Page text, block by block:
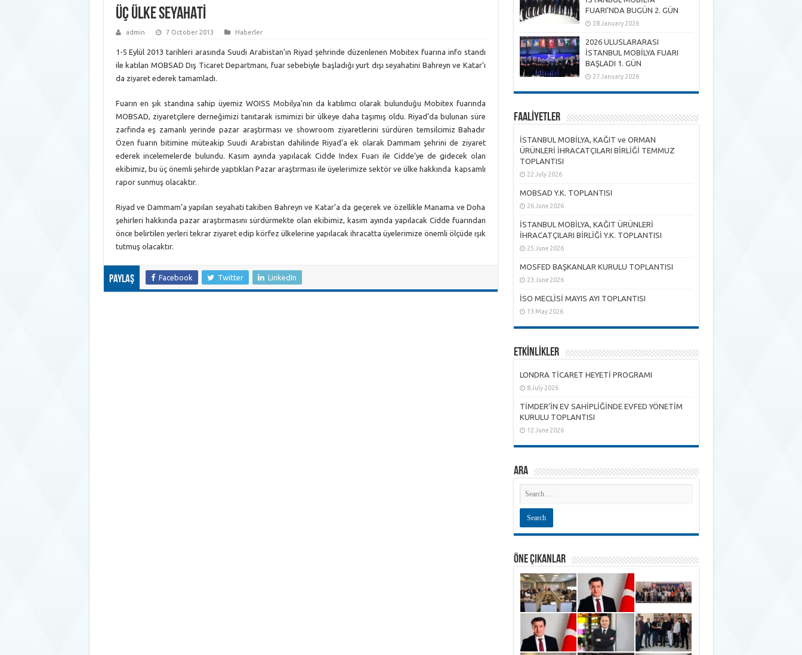
ÜÇ ÜLKE SEYAHATİ
admin 7 October 2013 Haberler
1-5 Eylül 2013 tarihleri arasında Suudi Arabistan’ın Riyad şehrinde düzenlenen Mobitex fuarına info standı
ile katılan MOBSAD Dış Ticaret Departmanı, fuar sebebiyle başladığı yurt dışı seyahatini Bahreyn ve Katar’ı
da ziyaret ederek tamamladı.
Fuarın en şık standına sahip üyemiz WOISS Mobilya’nın da katılımcı olarak bulunduğu Mobitex fuarında
MOBSAD, ziyaretçilere derneğimizi tanıtarak ismimizi bir ülkeye daha taşımış oldu. Riyad’da bulunan süre
zarfında eş zamanlı yerinde pazar araştırması ve showroom ziyaretlerini sürdüren temsilcimiz Bahadır
Özen fuarın bitimine müteakip Suudi Arabistan dahilinde Riyad’a ek olarak Dammam şehrini de ziyaret
ederek incelemelerde bulundu. Kasım ayında yapılacak Cidde Index Fuarı ile Cidde’ye de gidecek olan
ekibimiz, bu üç önemli şehirde yaptıkları Pazar araştırması ile üyelerimize sektör ve ülke hakkında kapsamlı
rapor sunmuş olacaktır.
Riyad ve Dammam’a yapılan seyahati takiben Bahreyn ve Katar’a da geçerek ve özellikle Manama ve Doha
şehirleri hakkında pazar araştırmasını sürdürmekte olan ekibimiz, kasım ayında yapılacak Cidde fuarından
önce belirtilen yerleri tekrar ziyaret edip körfez ülkelerine yapılacak ihracatta üyelerimize önemli ölçüde ışık
tutmuş olacaktır.
Paylaş Facebook Twitter LinkedIn
FUARI’NDA BUGÜN 2. GÜN
28 January 2026
2026 ULUSLARARASI
İSTANBUL MOBİLYA FUARI
BAŞLADI 1. GÜN
27 January 2026
FAALİYETLER
İSTANBUL MOBİLYA, KAĞIT ve ORMAN
ÜRÜNLERİ İHRACATÇILARI BİRLİĞİ TEMMUZ
TOPLANTISI
22 July 2026
MOBSAD Y.K. TOPLANTISI
26 June 2026
İSTANBUL MOBİLYA, KAĞIT ÜRÜNLERİ
İHRACATÇILARI BİRLİĞİ Y.K. TOPLANTISI
25 June 2026
MOSFED BAŞKANLAR KURULU TOPLANTISI
23 June 2026
İSO MECLİSİ MAYIS AYI TOPLANTISI
13 May 2026
ETKİNLİKLER
LONDRA TİCARET HEYETİ PROGRAMI
8 July 2026
TİMDER’İN EV SAHİPLİĞİNDE EVFED YÖNETİM
KURULU TOPLANTISI
12 June 2026
ARA
ÖNE ÇIKANLAR